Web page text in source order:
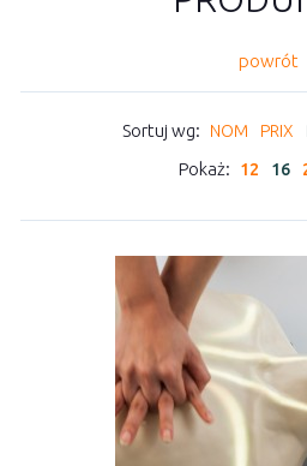
powrót
Sortuj wg: NOM PRIX
Pokaż: 12 16